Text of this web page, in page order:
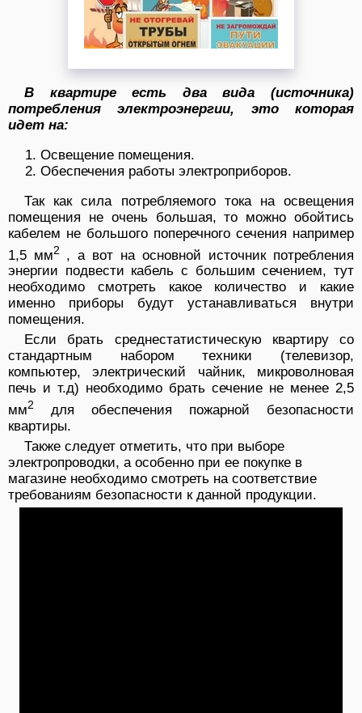
В квартире есть два вида (источника)
потребления электроэнергии, это которая
идет на:
Освещение помещения.
Обеспечения работы электроприборов.
Так как сила потребляемого тока на освещения
помещения не очень большая, то можно обойтись
кабелем не большого поперечного сечения например
1,5 мм2 , а вот на основной источник потребления
энергии подвести кабель с большим сечением, тут
необходимо смотреть какое количество и какие
именно приборы будут устанавливаться внутри
помещения.
Если брать среднестатистическую квартиру со
стандартным набором техники (телевизор,
компьютер, электрический чайник, микроволновая
печь и т.д) необходимо брать сечение не менее 2,5
мм2
для обеспечения пожарной безопасности
квартиры.
Также следует отметить, что при выборе
электропроводки, а особенно при ее покупке в
магазине необходимо смотреть на соответствие
требованиям безопасности к данной продукции.